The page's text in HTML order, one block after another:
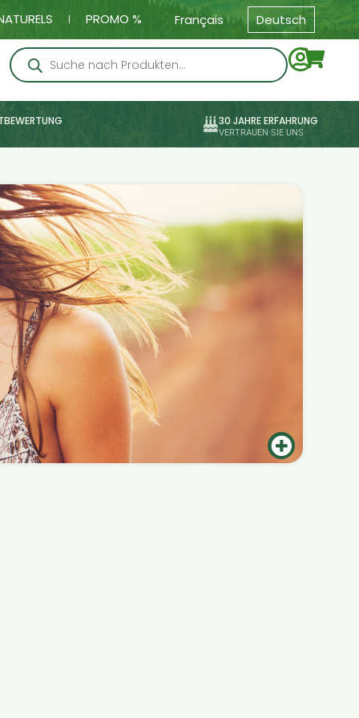
PROMO % Français Deutsch
30 JAHRE ERFAHRUNG
VERTRAUEN SIE UNS